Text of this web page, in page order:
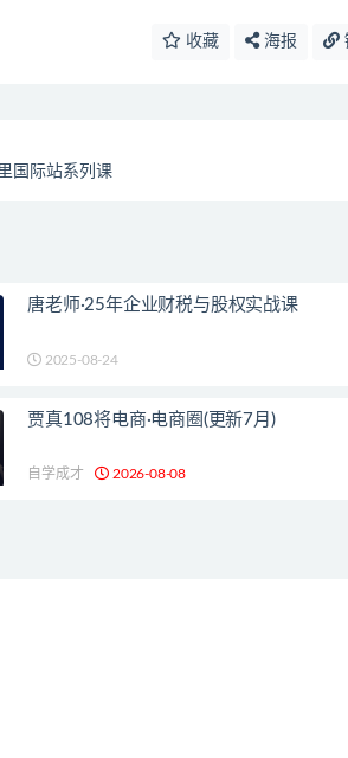
收藏 海报
国际站系列课
唐老师·25年企业财税与股权实战课
2025-08-24
贾真108将电商·电商圈(更新7月)
自学成才 2026-08-08